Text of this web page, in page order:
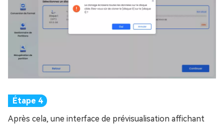
Après cela, une interface de prévisualisation affichant